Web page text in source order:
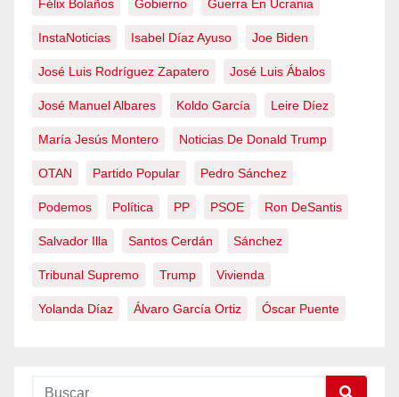
Félix Bolaños Gobierno Guerra En Ucrania
InstaNoticias Isabel Díaz Ayuso Joe Biden
José Luis Rodríguez Zapatero José Luis Ábalos
José Manuel Albares Koldo García Leire Díez
María Jesús Montero Noticias De Donald Trump
OTAN Partido Popular Pedro Sánchez
Podemos Política PP PSOE Ron DeSantis
Salvador Illa Santos Cerdán Sánchez
Tribunal Supremo Trump Vivienda
Yolanda Díaz Álvaro García Ortiz Óscar Puente